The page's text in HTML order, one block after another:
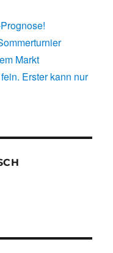
Markt
Erster kann nur